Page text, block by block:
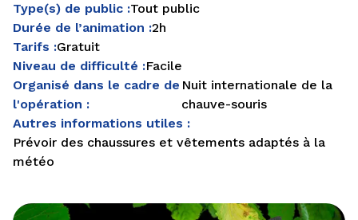
Type(s) de public :Tout public
Durée de l’animation :2h
Tarifs :Gratuit
Niveau de difficulté :Facile
Organisé dans le cadre de
l'opération :
Nuit internationale de la
chauve-souris
Autres informations utiles :
Prévoir des chaussures et vêtements adaptés à la
météo